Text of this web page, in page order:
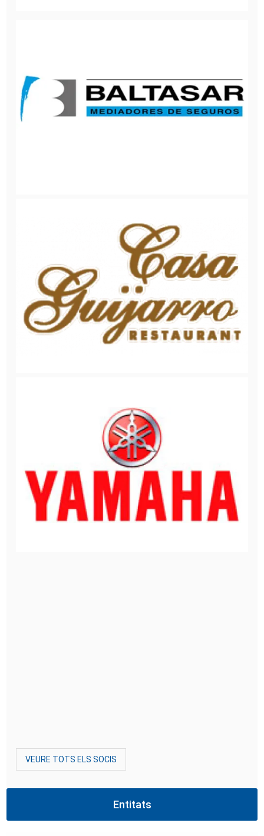
VEURE TOTS ELS SOCIS
Entitats